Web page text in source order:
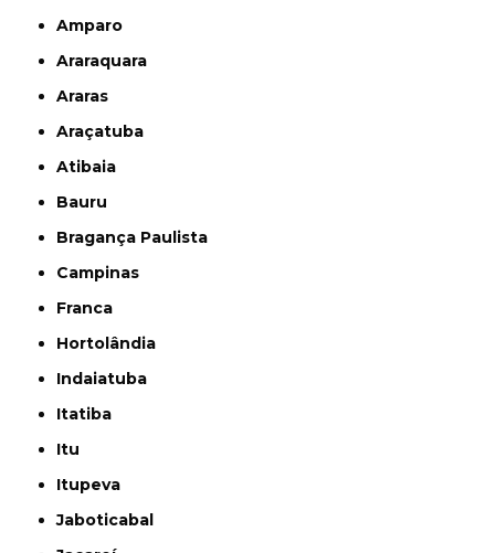
Amparo
Araraquara
Araras
Araçatuba
Atibaia
Bauru
Bragança Paulista
Campinas
Franca
Hortolândia
Indaiatuba
Itatiba
Itu
Itupeva
Jaboticabal